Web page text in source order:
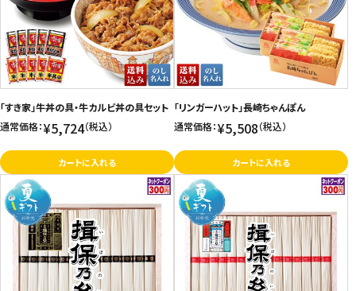
「すき家」牛丼の具・牛カルビ丼の具セット
通常価格：¥5,724（税込）
カートに入れる
「リンガーハット」長崎ちゃんぽん
通常価格：¥5,508（税込）
カートに入れる